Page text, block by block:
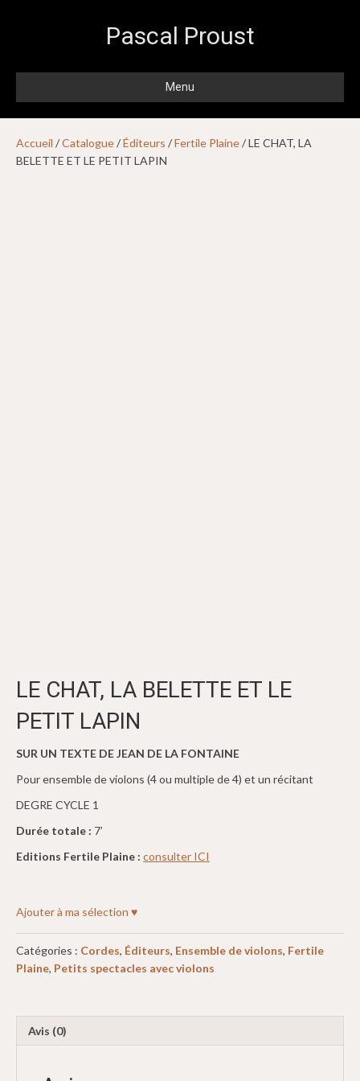
Pascal Proust
Menu
Accueil /Catalogue/Éditeurs /Fertile Plaine/ LE CHAT, LA
BELETTE ET LE PETIT LAPIN
LE CHAT, LA BELETTE ET LE
PETIT LAPIN
SUR UN TEXTE DE JEAN DE LA FONTAINE
Pour ensemble de violons (4 ou multiple de 4) et un récitant
DEGRE CYCLE 1
Durée totale : 7’
Editions Fertile Plaine : consulter ICI
Ajouter à ma sélection ♥
Catégories : Cordes, Éditeurs, Ensemble de violons, Fertile
Plaine, Petits spectacles avec violons
Avis (0)